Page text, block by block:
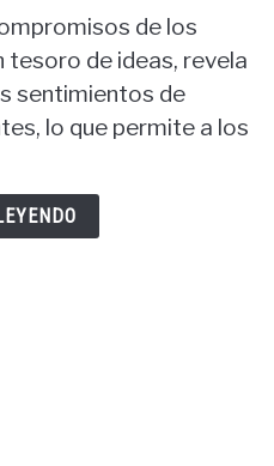
de los
tesoro de ideas, revela
sentimientos de
lo que permite a los